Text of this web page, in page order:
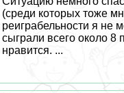
(среди которых тоже
реиграбельности я не
сыграли всего около 8
нравится. ...